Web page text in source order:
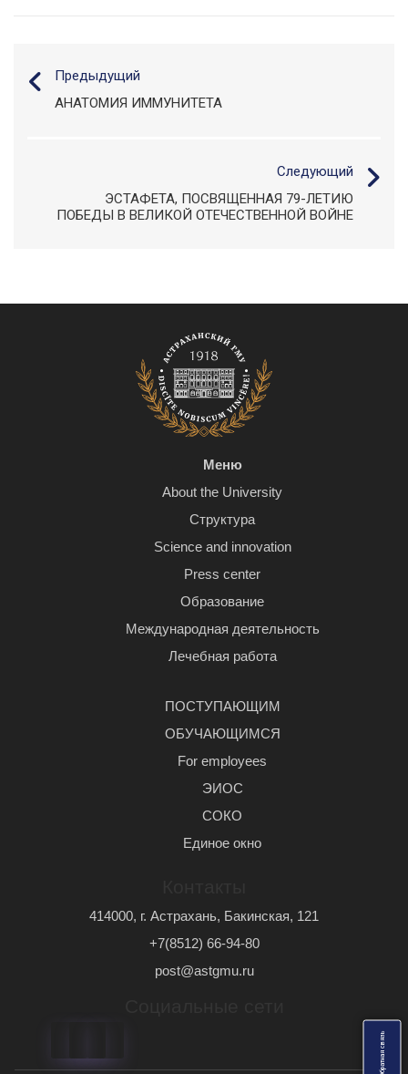
О
б
р
а
т
н
а
я
с
в
я
з
ь
Предыдущий
АНАТОМИЯ ИММУНИТЕТА
Следующий
ЭСТАФЕТА, ПОСВЯЩЕННАЯ 79-ЛЕТИЮ
ПОБЕДЫ В ВЕЛИКОЙ ОТЕЧЕСТВЕННОЙ ВОЙНЕ
Меню
About the University
Структура
Science and innovation
Press center
Образование
Международная деятельность
Лечебная работа
ПОСТУПАЮЩИМ
ОБУЧАЮЩИМСЯ
For employees
ЭИОС
СОКО
Единое окно
414000, г. Астрахань, Бакинская, 121
+7(8512) 66-94-80
post@astgmu.ru